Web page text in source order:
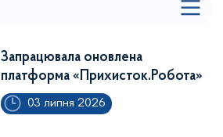
Запрацювала оновлена
платформа «Прихисток.Робота»
03 липня 2026